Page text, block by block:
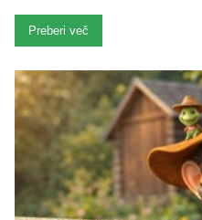
Preberi več